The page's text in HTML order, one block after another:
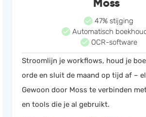
47% stijging
Automatisch
OCR-software
Stroomlijn je workflows, houd je
orde en sluit de maand op tijd af –
Gewoon door Moss te verbinden
en tools die je al gebruikt.